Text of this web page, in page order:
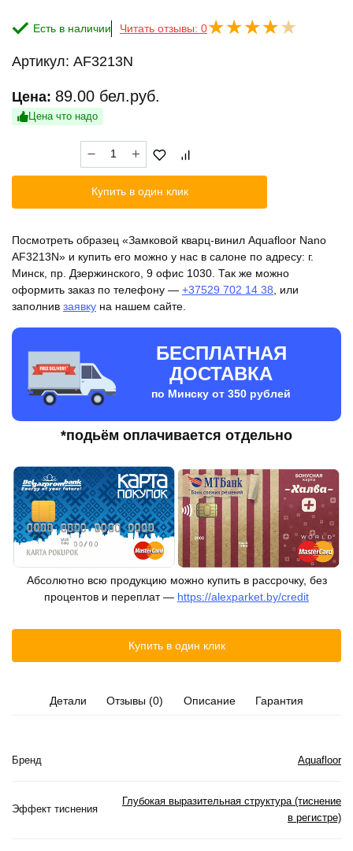
Есть в наличии Читать отзывы: 0
Артикул: AF3213N
Цена: 89.00 бел.руб.
Цена что надо
Количество
товара
кварц-
Nano
AF3213N
Купить в один клик
Посмотреть образец «Замковой кварц-винил Aquafloor Nano
AF3213N» и купить его можно у нас в салоне по адресу: г.
Минск, пр. Дзержинского, 9 офис 1030. Так же можно
оформить заказ по телефону — +37529 702 14 38 , или
заполнив заявку на нашем сайте.
БЕСПЛАТНАЯ
ДОСТАВКА
по Минску от 350 рублей
*подьём оплачивается отдельно
Абсолютно всю продукцию можно купить в рассрочку, без
процентов и переплат — https://alexparket.by/credit
Купить в один клик
Детали Отзывы (0) Описание Гарантия
Бренд Aquafloor
Эффект тиснения
Глубокая выразительная структура (тиснение
в регистре)